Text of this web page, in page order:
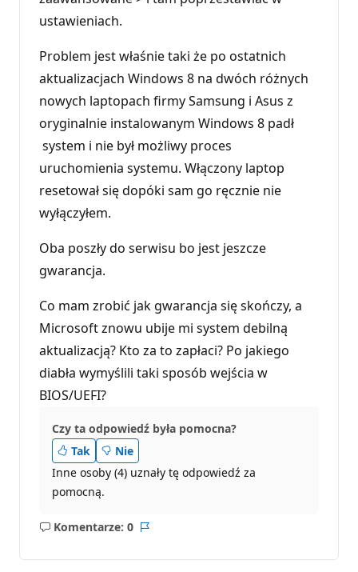
ustawieniach.
Problem jest właśnie taki że po ostatnich
aktualizacjach Windows 8 na dwóch różnych
nowych laptopach firmy Samsung i Asus z
oryginalnie instalowanym Windows 8 padł
system i nie był możliwy proces
uruchomienia systemu. Włączony laptop
resetował się dopóki sam go ręcznie nie
wyłączyłem.
Oba poszły do serwisu bo jest jeszcze
gwarancja.
Co mam zrobić jak gwarancja się skończy, a
Microsoft znowu ubije mi system debilną
aktualizacją? Kto za to zapłaci? Po jakiego
diabła wymyślili taki sposób wejścia w
BIOS/UEFI?
Czy ta odpowiedź była pomocna?
Tak
Nie
Inne osoby (4) uznały tę odpowiedź za
pomocną.
Komentarze: 0
Brak